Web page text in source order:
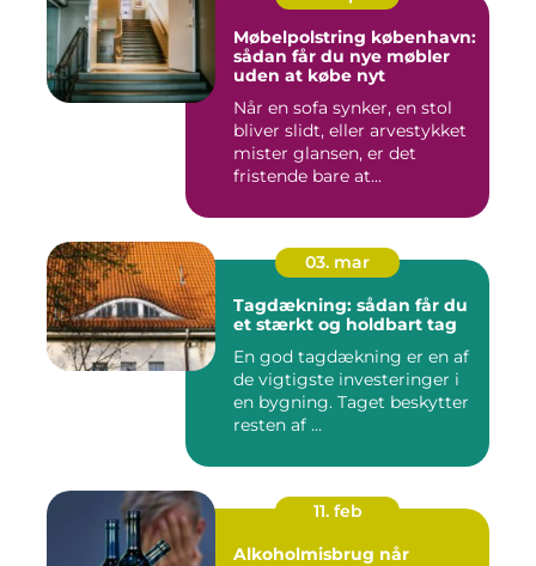
Møbelpolstring københavn:
sådan får du nye møbler
uden at købe nyt
Når en sofa synker, en stol
bliver slidt, eller arvestykket
mister glansen, er det
fristende bare at...
03. mar
Tagdækning: sådan får du
et stærkt og holdbart tag
En god tagdækning er en af
de vigtigste investeringer i
en bygning. Taget beskytter
resten af ...
11. feb
Alkoholmisbrug når